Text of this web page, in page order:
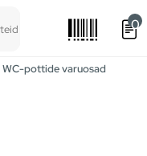
0
WC-pottide varuosad